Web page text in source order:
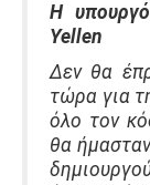
Η
Yellen
Δεν θα
τώρα για
όλο τον
θα